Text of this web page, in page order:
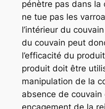
pénètre pas dans la
ne tue pas les
l’intérieur du
du couvain peut
l’efficacité du
produit doit être
manipulation de la
absence de
encagement de la